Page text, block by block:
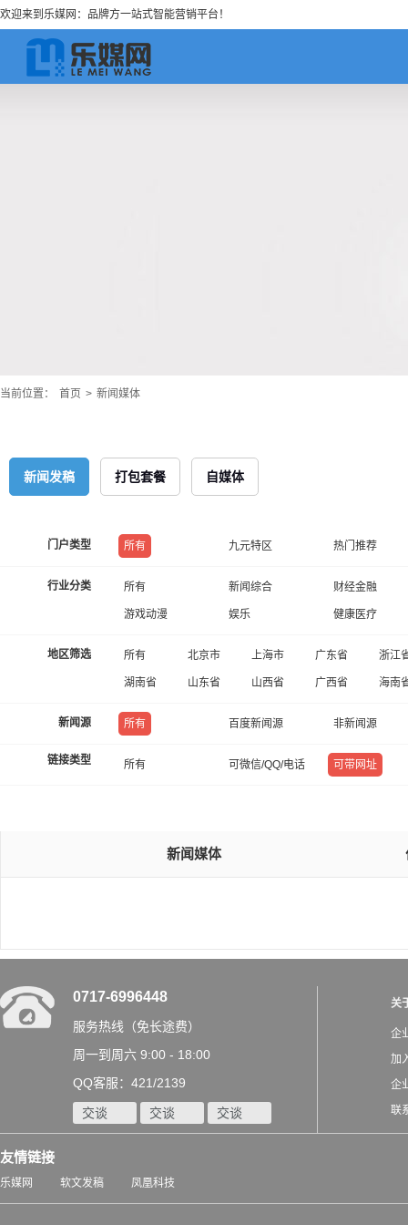
欢迎来到乐媒网：品牌方一站式智能营销平台！
当前位置： 首页 > 新闻媒体
新闻发稿 打包套餐 自媒体
门户类型 所有 九元特区 热门推荐
行业分类 所有 新闻综合 财经金融
游戏动漫 娱乐 健康医疗
地区筛选 所有 北京市 上海市 广东省 浙江
湖南省 山东省 山西省 广西省 海南
新闻源 所有 百度新闻源 非新闻源
链接类型 所有 可微信/QQ/电话 可带网址
新闻媒体
0717-6996448
服务热线（免长途费）
周一到周六 9:00 - 18:00
QQ客服：421/2139
交谈 交谈 交谈
关
企
加
企
联
友情链接
乐媒网 软文发稿 凤凰科技